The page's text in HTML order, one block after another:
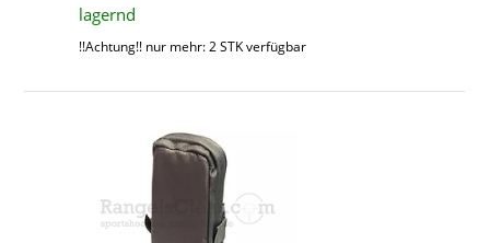
lagernd
!!Achtung!! nur mehr: 2 STK verfügbar